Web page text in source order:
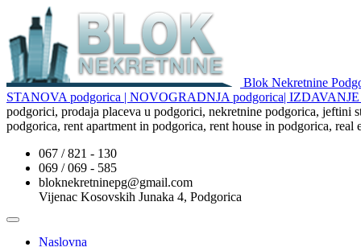
Blok Nekretnine
STANOVA podgorica | NOVOGRADNJA podgorica|
podgorici, prodaja placeva u podgorici, nekretnine podgorica, jeftini
podgorica, rent apartment in podgorica, rent house in podgorica, real
067 / 821 - 130
069 / 069 - 585
bloknekretninepg@gmail.com
Vijenac Kosovskih Junaka 4, Podgorica
Naslovna